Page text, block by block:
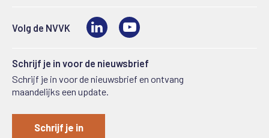
Volg de NVVK LinkedIn
Schrijf je in voor de nieuwsbrief
Schrijf je in voor de nieuwsbrief en ontvang
maandelijks een update.
Schrijf je in